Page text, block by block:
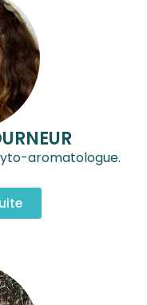
aromatologue.